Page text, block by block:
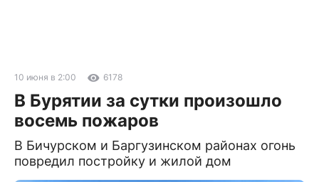
10 июня в 2:00 6178
В Бурятии за сутки произошло
восемь пожаров
В Бичурском и Баргузинском районах огонь
повредил постройку и жилой дом